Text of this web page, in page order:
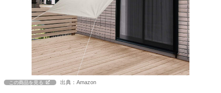
この商品を見る 出典：Amazon